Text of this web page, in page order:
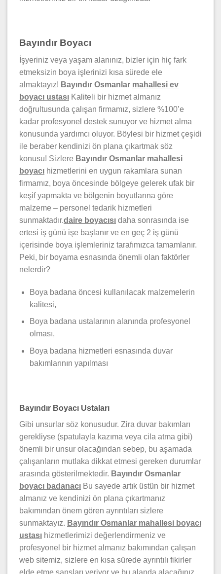
Bayındır Boyacı
İşyeriniz veya yaşam alanınız, bizler için hiç fark
etmeksizin boya işlerinizi kısa sürede ele
almaktayız! Bayındır Osmanlar mahallesi ev
boyacı ustası Kaliteli bir hizmet almanız
doğrultusunda çalışan firmamız, sizlere %100’e
kadar profesyonel destek sunuyor ve hizmet alma
konusunda yardımcı oluyor. Böylesi bir hizmet çeşidi
ile beraber kendinizi ön plana çıkartmak söz
konusu! Sizlere Bayındır Osmanlar mahallesi
boyacı hizmetlerini en uygun rakamlara sunan
firmamız, boya öncesinde bölgeye gelerek ufak bir
keşif yapmakta ve bölgenin boyutlarına göre
malzeme – personel tedarik hizmetleri
sunmaktadır.daire boyacısı daha sonrasında ise
ertesi iş günü işe başlanır ve en geç 2 iş günü
içerisinde boya işlemleriniz tarafımızca tamamlanır.
Peki, bir boyama esnasında önemli olan faktörler
nelerdir?
Boya badana öncesi kullanılacak malzemelerin
kalitesi,
Boya badana ustalarının alanında profesyonel
olması,
Boya badana hizmetleri esnasında duvar
bakımlarının yapılması
Bayındır Boyacı Ustaları
Gibi unsurlar söz konusudur. Zira duvar bakımları
gerekliyse (spatulayla kazıma veya cila atma gibi)
önemli bir unsur olacağından sebep, bu aşamada
çalışanların mutlaka dikkat etmesi gereken durumlar
arasında gösterilmektedir. Bayındır Osmanlar
boyacı badanacı Bu sayede artık üstün bir hizmet
almanız ve kendinizi ön plana çıkartmanız
bakımından önem gören ayrıntıları sizlere
sunmaktayız. Bayındır Osmanlar mahallesi boyacı
ustası hizmetlerimizi değerlendirmeniz ve
profesyonel bir hizmet almanız bakımından çalışan
web sitemiz, sizlere en kısa sürede ayrıntılı fikirler